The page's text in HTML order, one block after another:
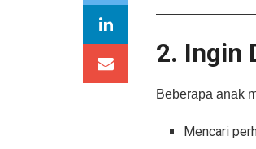
2. Ingin
Beberapa anak
Mencari